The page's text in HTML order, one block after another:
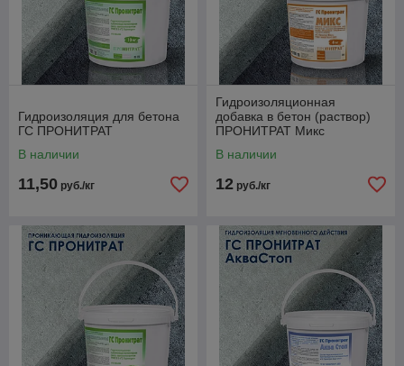
Гидроизоляция для бетона
ГС ПРОНИТРАТ
В наличии
11,50 руб./кг
Гидроизоляционная
добавка в бетон (раствор)
ПРОНИТРАТ Микс
В наличии
12 руб./кг